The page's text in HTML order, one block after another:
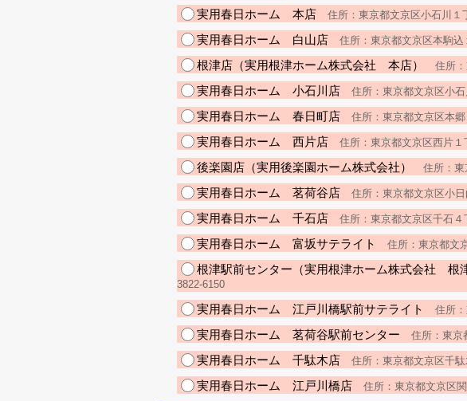
実用春日ホーム 本店
住所：東京都文京区小石川１
実用春日ホーム 白山店 住所：東京都文京区本駒
根津店（実用根津ホーム株式会社 本店） 住所
実用春日ホーム 小石川店 住所：東京都文京区小
実用春日ホーム 春日町店 住所：東京都文京区本
実用春日ホーム 西片店 住所：東京都文京区西片
後楽園店（実用後楽園ホーム株式会社） 住所：
実用春日ホーム 茗荷谷店 住所：東京都文京区小
実用春日ホーム 千石店 住所：東京都文京区千石
実用春日ホーム 富坂サテライト 住所：東京都文
根津駅前センター（実用根津ホーム株式会社 根
3822-6150
実用春日ホーム 江戸川橋駅前サテライト 住所
実用春日ホーム 茗荷谷駅前センター 住所：東京
実用春日ホーム 千駄木店 住所：東京都文京区千
実用春日ホーム 江戸川橋店 住所：東京都文京区